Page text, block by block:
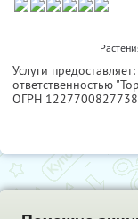
Услуги
ответственностью
ОГРН 1227700827738